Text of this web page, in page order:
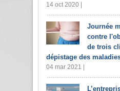
14 oct 2020 |
Journée
contre
de trois
dépistage des
04 mar 2021 |